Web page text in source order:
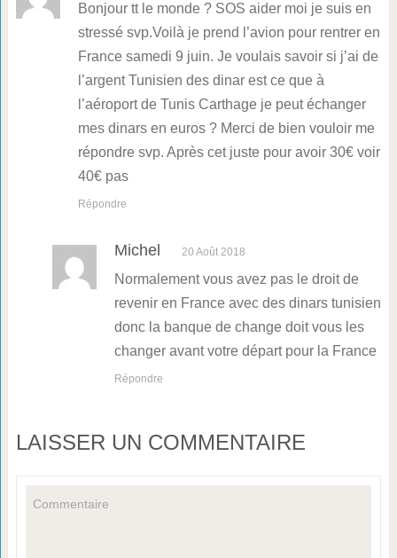
Bonjour tt le monde ? SOS aider moi je suis en
stressé svp.Voilà je prend l’avion pour rentrer en
France samedi 9 juin. Je voulais savoir si j’ai de
l’argent Tunisien des dinar est ce que à
l’aéroport de Tunis Carthage je peut échanger
mes dinars en euros ? Merci de bien vouloir me
répondre svp. Après cet juste pour avoir 30€ voir
40€ pas
Répondre
Michel 20 Août 2018
Normalement vous avez pas le droit de
revenir en France avec des dinars tunisien
donc la banque de change doit vous les
changer avant votre départ pour la France
Répondre
LAISSER UN COMMENTAIRE